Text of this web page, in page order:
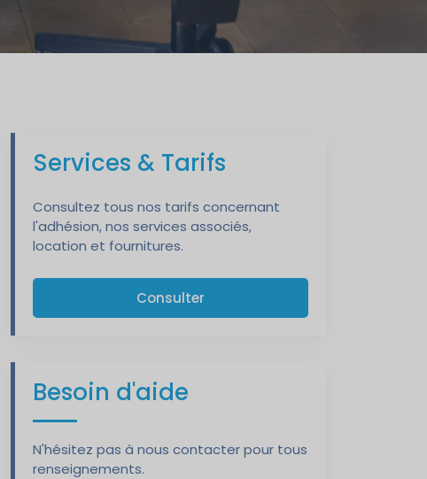
Services & Tarifs
Consultez tous nos tarifs concernant
l'adhésion, nos services associés,
location et fournitures.
Consulter
Besoin d'aide
N'hésitez pas à nous contacter pour tous
renseignements.